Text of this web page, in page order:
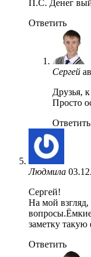
П.С. Денег
Ответить
Сергей
Друзья,
Просто
Ответить
Людмила
Cергей!
На мой
заметку
Ответить